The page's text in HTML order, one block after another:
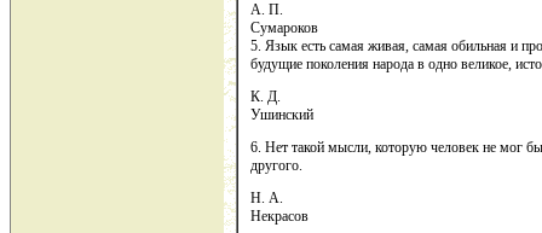
А. П.
Сумароков
5. Язык есть самая живая, самая обильная и
будущие поколения народа в одно великое,
К. Д.
Ушинский
6. Нет такой мысли, которую человек не мог бы
другого.
Н. А.
Некрасов